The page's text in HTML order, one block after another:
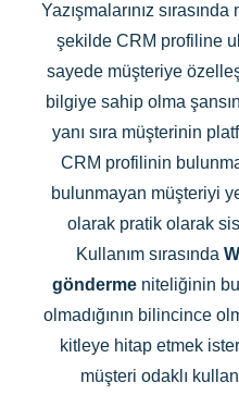
Yazışmalarınız
şekilde CRM profiline
sayede müşteriye
bilgiye sahip olma
yanı sıra müşterinin
CRM profilinin
bulunmayan müşteriyi
olarak pratik olarak
Kullanım sırasında
gönderme niteliğinin
olmadığının bilincince
kitleye hitap etmek
müşteri odaklı